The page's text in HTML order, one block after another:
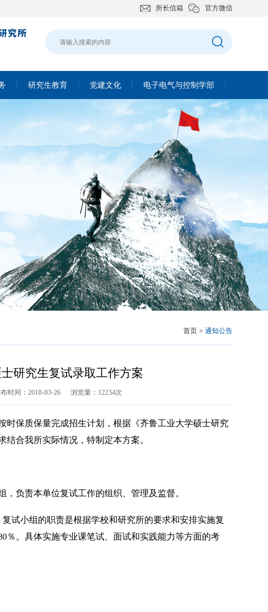
所长信箱 官方微信
研究生教育 党建文化 电子电气与控制学部
首页 > 通知公告
研究生复试录取工作方案
时间：2018-03-26 浏览量：12234次
时保质保量完成招生计划，根据《齐鲁工业大学硕士研究
合我所实际情况，特制定本方案。
，负责本单位复试工作的组织、管理及监督。
试小组的职责是根据学校和研究所的要求和安排实施复
％。具体实施专业课笔试、面试和实践能力等方面的考